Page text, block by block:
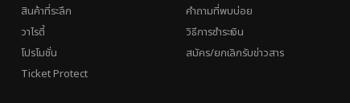
สินค้าที่ระลึก
วาไรตี้
โปรโมชั่น
Ticket Protect
คำถามที่พบบ่อย
วิธีการชำระเงิน
สมัคร/ยกเลิกรับข่าวสาร